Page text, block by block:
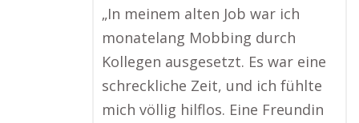
„In meinem alten Job war ich
monatelang Mobbing durch
Kollegen ausgesetzt. Es war eine
schreckliche Zeit, und ich fühlte
mich völlig hilflos. Eine Freundin